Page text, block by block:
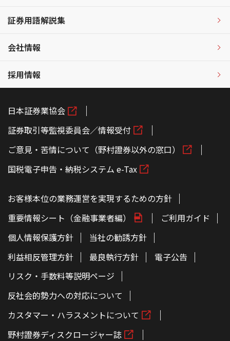
証券用語解説集
会社情報
採用情報
日本証券業協会
証券取引等監視委員会／情報受付
ご意見・苦情について（野村證券以外の窓口）
国税電子申告・納税システム e-Tax
お客様本位の業務運営を実現するための方針
重要情報シート（金融事業者編）
ご利用ガイド
個人情報保護方針
当社の勧誘方針
利益相反管理方針
最良執行方針
電子公告
リスク・手数料等説明ページ
反社会的勢力への対応について
カスタマー・ハラスメントについて
野村證券ディスクロージャー誌